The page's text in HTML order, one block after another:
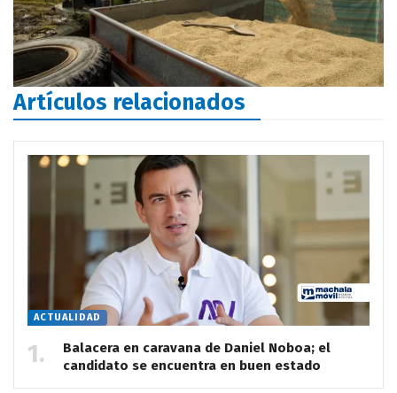
Artículos relacionados
ACTUALIDAD
Balacera en caravana de Daniel Noboa; el
candidato se encuentra en buen estado